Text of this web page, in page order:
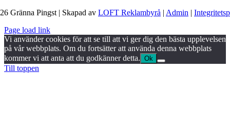
Gränna Pingst | Skapad av LOFT Reklambyrå | Admin |
Page load link
Vi använder cookies för att se till att vi ger dig den bästa upplevelsen
på vår webbplats. Om du fortsätter att använda denna webbplats
kommer vi att anta att du godkänner detta. Ok
Till toppen